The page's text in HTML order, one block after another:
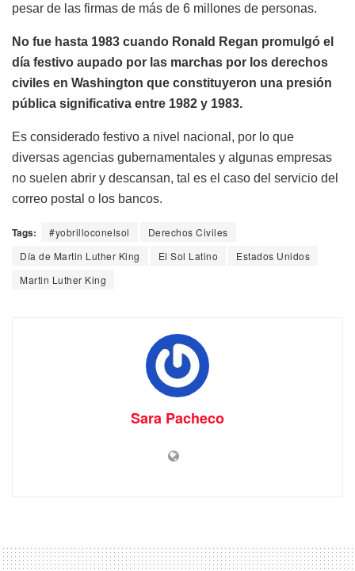
pesar de las firmas de más de 6 millones de personas.
No fue hasta 1983 cuando Ronald Regan promulgó el
día festivo aupado por las marchas por los derechos
civiles en Washington que constituyeron una presión
pública significativa entre 1982 y 1983.
Es considerado festivo a nivel nacional, por lo que
diversas agencias gubernamentales y algunas empresas
no suelen abrir y descansan, tal es el caso del servicio del
correo postal o los bancos.
Tags: #yobrilloconelsol
Derechos Civiles
Día de Martin Luther King
El Sol Latino
Estados Unidos
Martin Luther King
Sara Pacheco